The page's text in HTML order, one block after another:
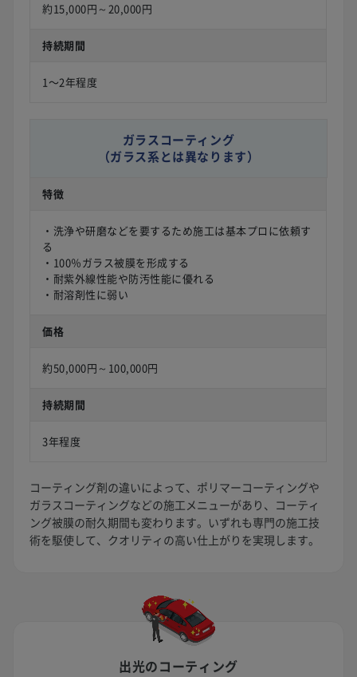
約15,000円～20,000円
持続期間
1〜2年程度
ガラスコーティング
（ガラス系とは異なります）
特徴
・洗浄や研磨などを要するため施工は基本プロに依頼す
る
・100％ガラス被膜を形成する
・耐紫外線性能や防汚性能に優れる
・耐溶剤性に弱い
価格
約50,000円～100,000円
持続期間
3年程度
コーティング剤の違いによって、ポリマーコーティングや
ガラスコーティングなどの施工メニューがあり、コーティ
ング被膜の耐久期間も変わります。いずれも専門の施工技
術を駆使して、クオリティの高い仕上がりを実現します。
出光のコーティング